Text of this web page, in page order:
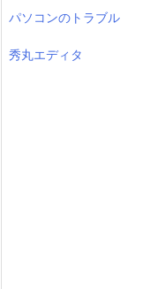
パソコンのトラブル
秀丸エディタ